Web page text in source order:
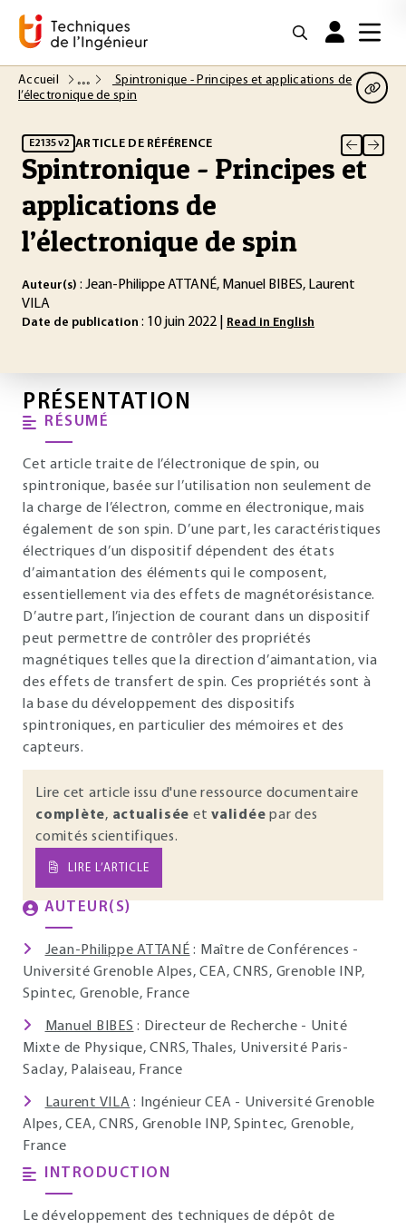
Accueil
Spintronique - Principes et applications de
l’électronique de spin
E2135 v2 ARTICLE DE RÉFÉRENCE
Spintronique - Principes et
applications de
l’électronique de spin
Auteur(s) : Jean-Philippe ATTANÉ, Manuel BIBES, Laurent
VILA
Date de publication : 10 juin 2022 | Read in English
PRÉSENTATION
RÉSUMÉ
Cet article traite de l’électronique de spin, ou
spintronique, basée sur l’utilisation non seulement de
la charge de l’électron, comme en électronique, mais
également de son spin. D’une part, les caractéristiques
électriques d’un dispositif dépendent des états
d’aimantation des éléments qui le composent,
essentiellement via des effets de magnétorésistance.
D’autre part, l’injection de courant dans un dispositif
peut permettre de contrôler des propriétés
magnétiques telles que la direction d’aimantation, via
des effets de transfert de spin. Ces propriétés sont à
la base du développement des dispositifs
spintroniques, en particulier des mémoires et des
capteurs.
Lire cet article issu d'une ressource documentaire
complète, actualisée et validée par des
comités scientifiques.
LIRE L’ARTICLE
AUTEUR(S)
Jean-Philippe ATTANÉ : Maître de Conférences -
Université Grenoble Alpes, CEA, CNRS, Grenoble INP,
Spintec, Grenoble, France
Manuel BIBES : Directeur de Recherche - Unité
Mixte de Physique, CNRS, Thales, Université Paris-
Saclay, Palaiseau, France
Laurent VILA : Ingénieur CEA - Université Grenoble
Alpes, CEA, CNRS, Grenoble INP, Spintec, Grenoble,
France
INTRODUCTION
Le développement des techniques de dépôt de